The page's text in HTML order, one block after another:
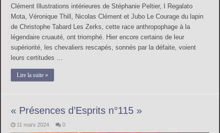
Clément Illustrations intérieures de Stéphanie Peltier, I Regalato
Mota, Véronique Thill, Nicolas Clément et Jubo Le Courage du lapin
de Christophe Tabard Les Zerks, cette race anthropophage à la
légendaire cruauté, ont triomphé. Hier encore certains de leur
supériorité, les chevaliers rescapés, sonnés par la défaite, voient
leurs certitudes …
Lire la suite »
« Présences d’Esprits n°115 »
11 mars 2024 0